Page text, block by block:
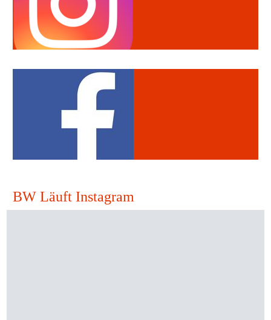
BW Läuft Instagram